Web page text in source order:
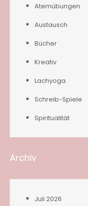
Atemübungen
Austausch
Bücher
Kreativ
Lachyoga
Schreib-Spiele
Spiritualität
Archiv
Juli 2026